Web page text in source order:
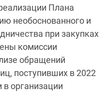
Плана
необоснованного и
при закупках
комиссии
обращений
поступивших в 2022
в организации